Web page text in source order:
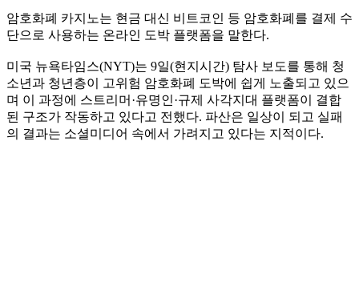
암호화폐 카지노는 현금 대신 비트코인 등 암호화폐를 결제 수
단으로 사용하는 온라인 도박 플랫폼을 말한다.
미국 뉴욕타임스(NYT)는 9일(현지시간) 탐사 보도를 통해 청
소년과 청년층이 고위험 암호화폐 도박에 쉽게 노출되고 있으
며 이 과정에 스트리머·유명인·규제 사각지대 플랫폼이 결합
된 구조가 작동하고 있다고 전했다. 파산은 일상이 되고 실패
의 결과는 소셜미디어 속에서 가려지고 있다는 지적이다.